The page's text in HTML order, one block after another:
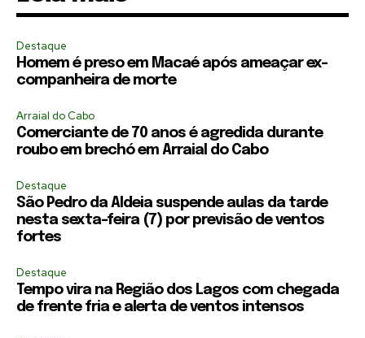
Destaque
Homem é preso em Macaé após ameaçar ex-
companheira de morte
Arraial do Cabo
Comerciante de 70 anos é agredida durante
roubo em brechó em Arraial do Cabo
Destaque
São Pedro da Aldeia suspende aulas da tarde
nesta sexta-feira (7) por previsão de ventos
fortes
Destaque
Tempo vira na Região dos Lagos com chegada
de frente fria e alerta de ventos intensos